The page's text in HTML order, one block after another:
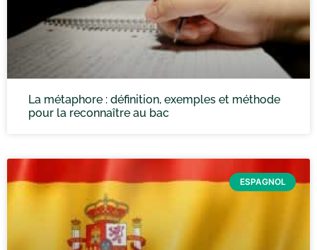
La métaphore : définition, exemples et méthode
pour la reconnaître au bac
ESPAGNOL